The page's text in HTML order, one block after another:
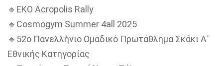
🔹EKO Acropolis Rally
🔹Cosmogym Summer 4all 2025
🔹52ο Πανελλήνιο Ομαδικό Πρωτάθλημα Σκάκι Α΄
Εθνικής Κατηγορίας